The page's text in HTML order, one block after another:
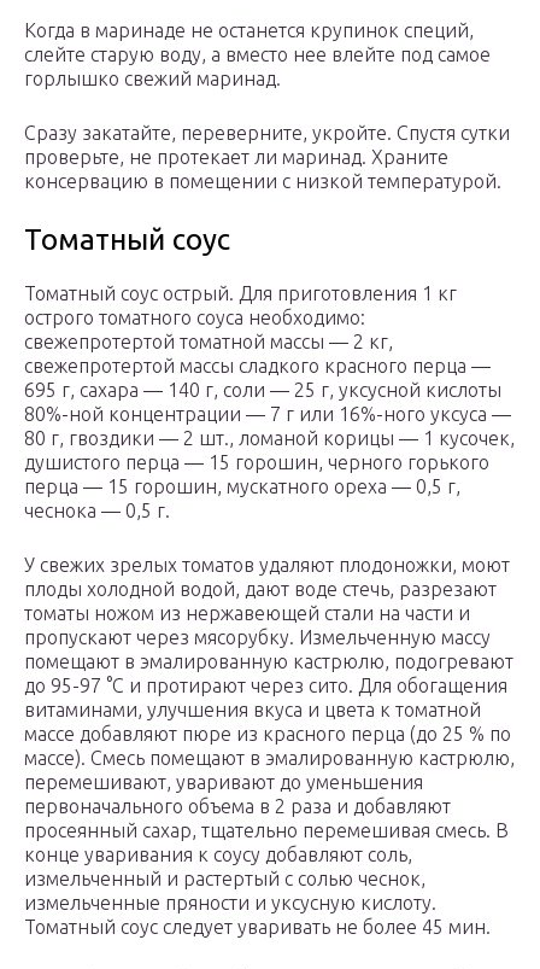
Когда в маринаде не останется крупинок специй,
слейте старую воду, а вместо нее влейте под самое
горлышко свежий маринад.
Сразу закатайте, переверните, укройте. Спустя сутки
проверьте, не протекает ли маринад. Храните
консервацию в помещении с низкой температурой.
Томатный соус
Томатный соус острый. Для приготовления 1 кг
острого томатного соуса необходимо:
свежепротертой томатной массы — 2 кг,
свежепротертой массы сладкого красного перца —
695 г, сахара — 140 г, соли — 25 г, уксусной кислоты
80%-ной концентрации — 7 г или 16%-ного уксуса —
80 г, гвоздики — 2 шт., ломаной корицы — 1 кусочек,
душистого перца — 15 горошин, черного горького
перца — 15 горошин, мускатного ореха — 0,5 г,
чеснока — 0,5 г.
У свежих зрелых томатов удаляют плодоножки, моют
плоды холодной водой, дают воде стечь, разрезают
томаты ножом из нержавеющей стали на части и
пропускают через мясорубку. Измельченную массу
помещают в эмалированную кастрюлю, подогревают
до 95-97 °С и протирают через сито. Для обогащения
витаминами, улучшения вкуса и цвета к томатной
массе добавляют пюре из красного перца (до 25 % по
массе). Смесь помещают в эмалированную кастрюлю,
перемешивают, уваривают до уменьшения
первоначального объема в 2 раза и добавляют
просеянный сахар, тщательно перемешивая смесь. В
конце уваривания к соусу добавляют соль,
измельченный и растертый с солью чеснок,
измельченные пряности и уксусную кислоту.
Томатный соус следует уваривать не более 45 мин.